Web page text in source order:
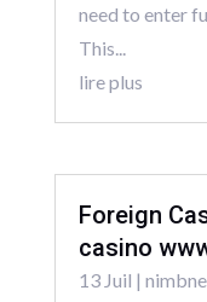
need to enter
This...
lire plus
Foreign
casino
13 Juil |